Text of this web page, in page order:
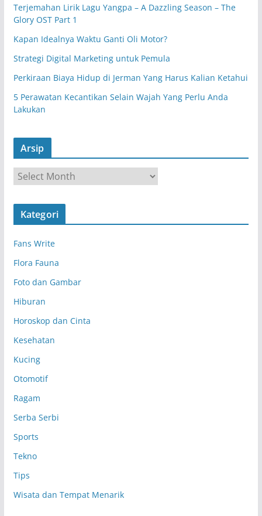
Terjemahan Lirik Lagu Yangpa – A Dazzling Season – The
Glory OST Part 1
Kapan Idealnya Waktu Ganti Oli Motor?
Strategi Digital Marketing untuk Pemula
Perkiraan Biaya Hidup di Jerman Yang Harus Kalian Ketahui
5 Perawatan Kecantikan Selain Wajah Yang Perlu Anda
Lakukan
Arsip
s
Kategori
Fans Write
Flora Fauna
Foto dan Gambar
Hiburan
Horoskop dan Cinta
Kesehatan
Kucing
Otomotif
Ragam
Serba Serbi
Sports
Tekno
Tips
Wisata dan Tempat Menarik